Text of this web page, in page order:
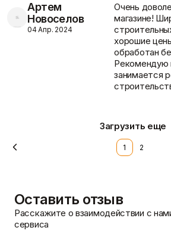
Цемент
Финишная шпаклёвка
Показать больше
Доставка и оплата
Артем
Новоселов
04 Апр. 2024
Очень
магазине!
хорошие
обработан
Рекомендую
занимается
Загрузить еще
1 2
Оставить отзыв
Расскажите о взаимодействии с
сервиса